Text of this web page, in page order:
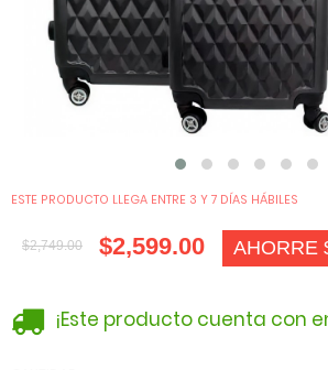
ESTE PRODUCTO LLEGA ENTRE 3 Y 7 DÍAS HÁBILES
$2,749.00 $2,599.00 AHORRE
¡Este producto cuenta con